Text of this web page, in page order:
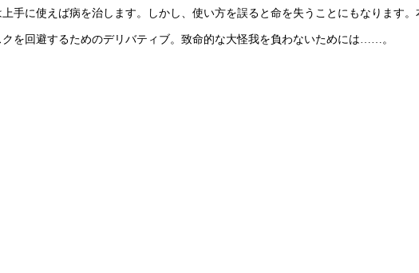
上手に使えば病を治します。しかし、使い方を誤ると命を失うことにもなります。
クを回避するためのデリバティブ。致命的な大怪我を負わないためには……。